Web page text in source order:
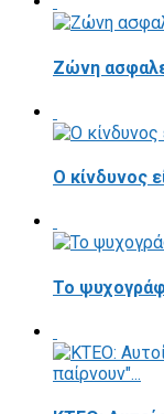
Ζώνη
Ο κίνδυνος
Το